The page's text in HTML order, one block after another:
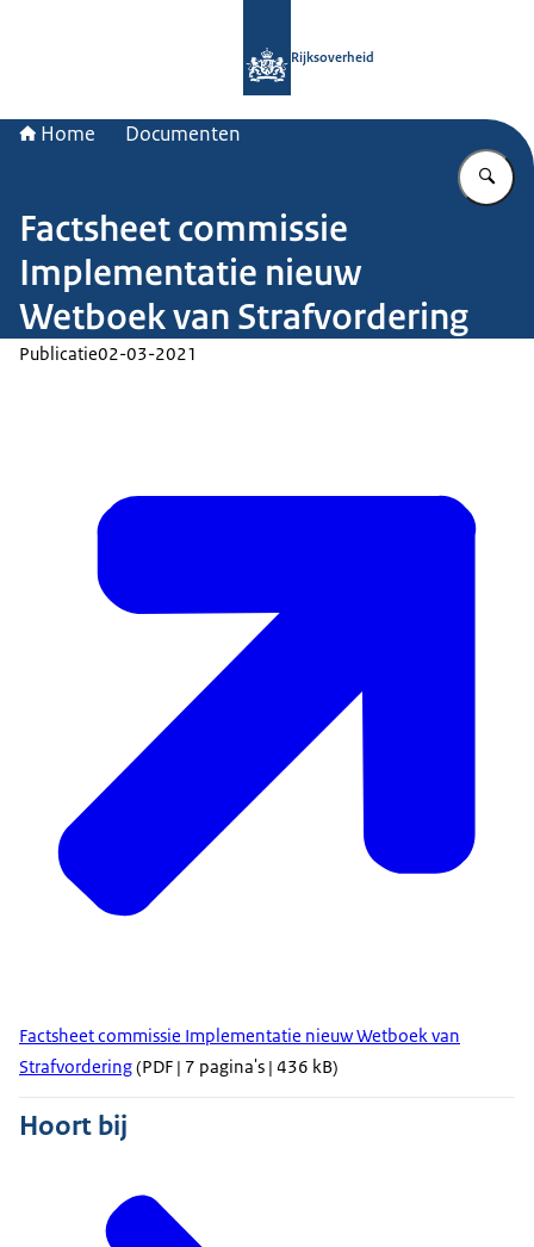
Rijksoverheid
Home Documenten
Factsheet commissie
Implementatie nieuw
Wetboek van Strafvordering
Publicatie02-03-2021
Factsheet commissie Implementatie nieuw Wetboek van
Strafvordering(PDF | 7 pagina's | 436 kB)
Hoort bij